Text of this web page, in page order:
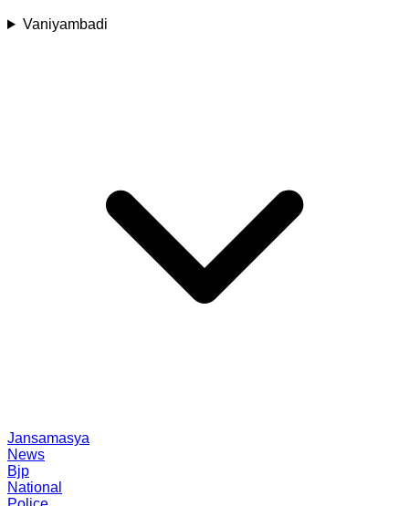
Vaniyambadi
Jansamasya
News
Bjp
National